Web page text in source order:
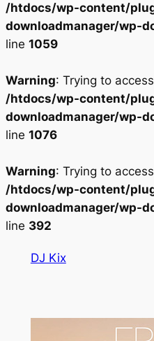
/htdocs/wp-content/
downloadmanager/wp-
line 1059
Warning: Trying to
/htdocs/wp-content/
downloadmanager/wp-
line 1076
Warning: Trying to
/htdocs/wp-content/
downloadmanager/wp-
line 392
DJ Kix